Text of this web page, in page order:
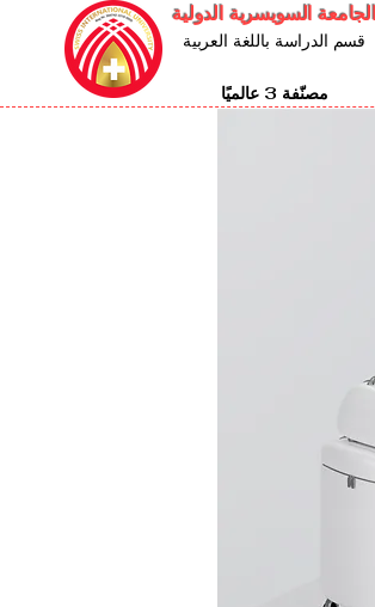
الجامعة السويسرية الدولية
قسم الدراسة باللغة العربية
مصنّفة 3 عالميًا